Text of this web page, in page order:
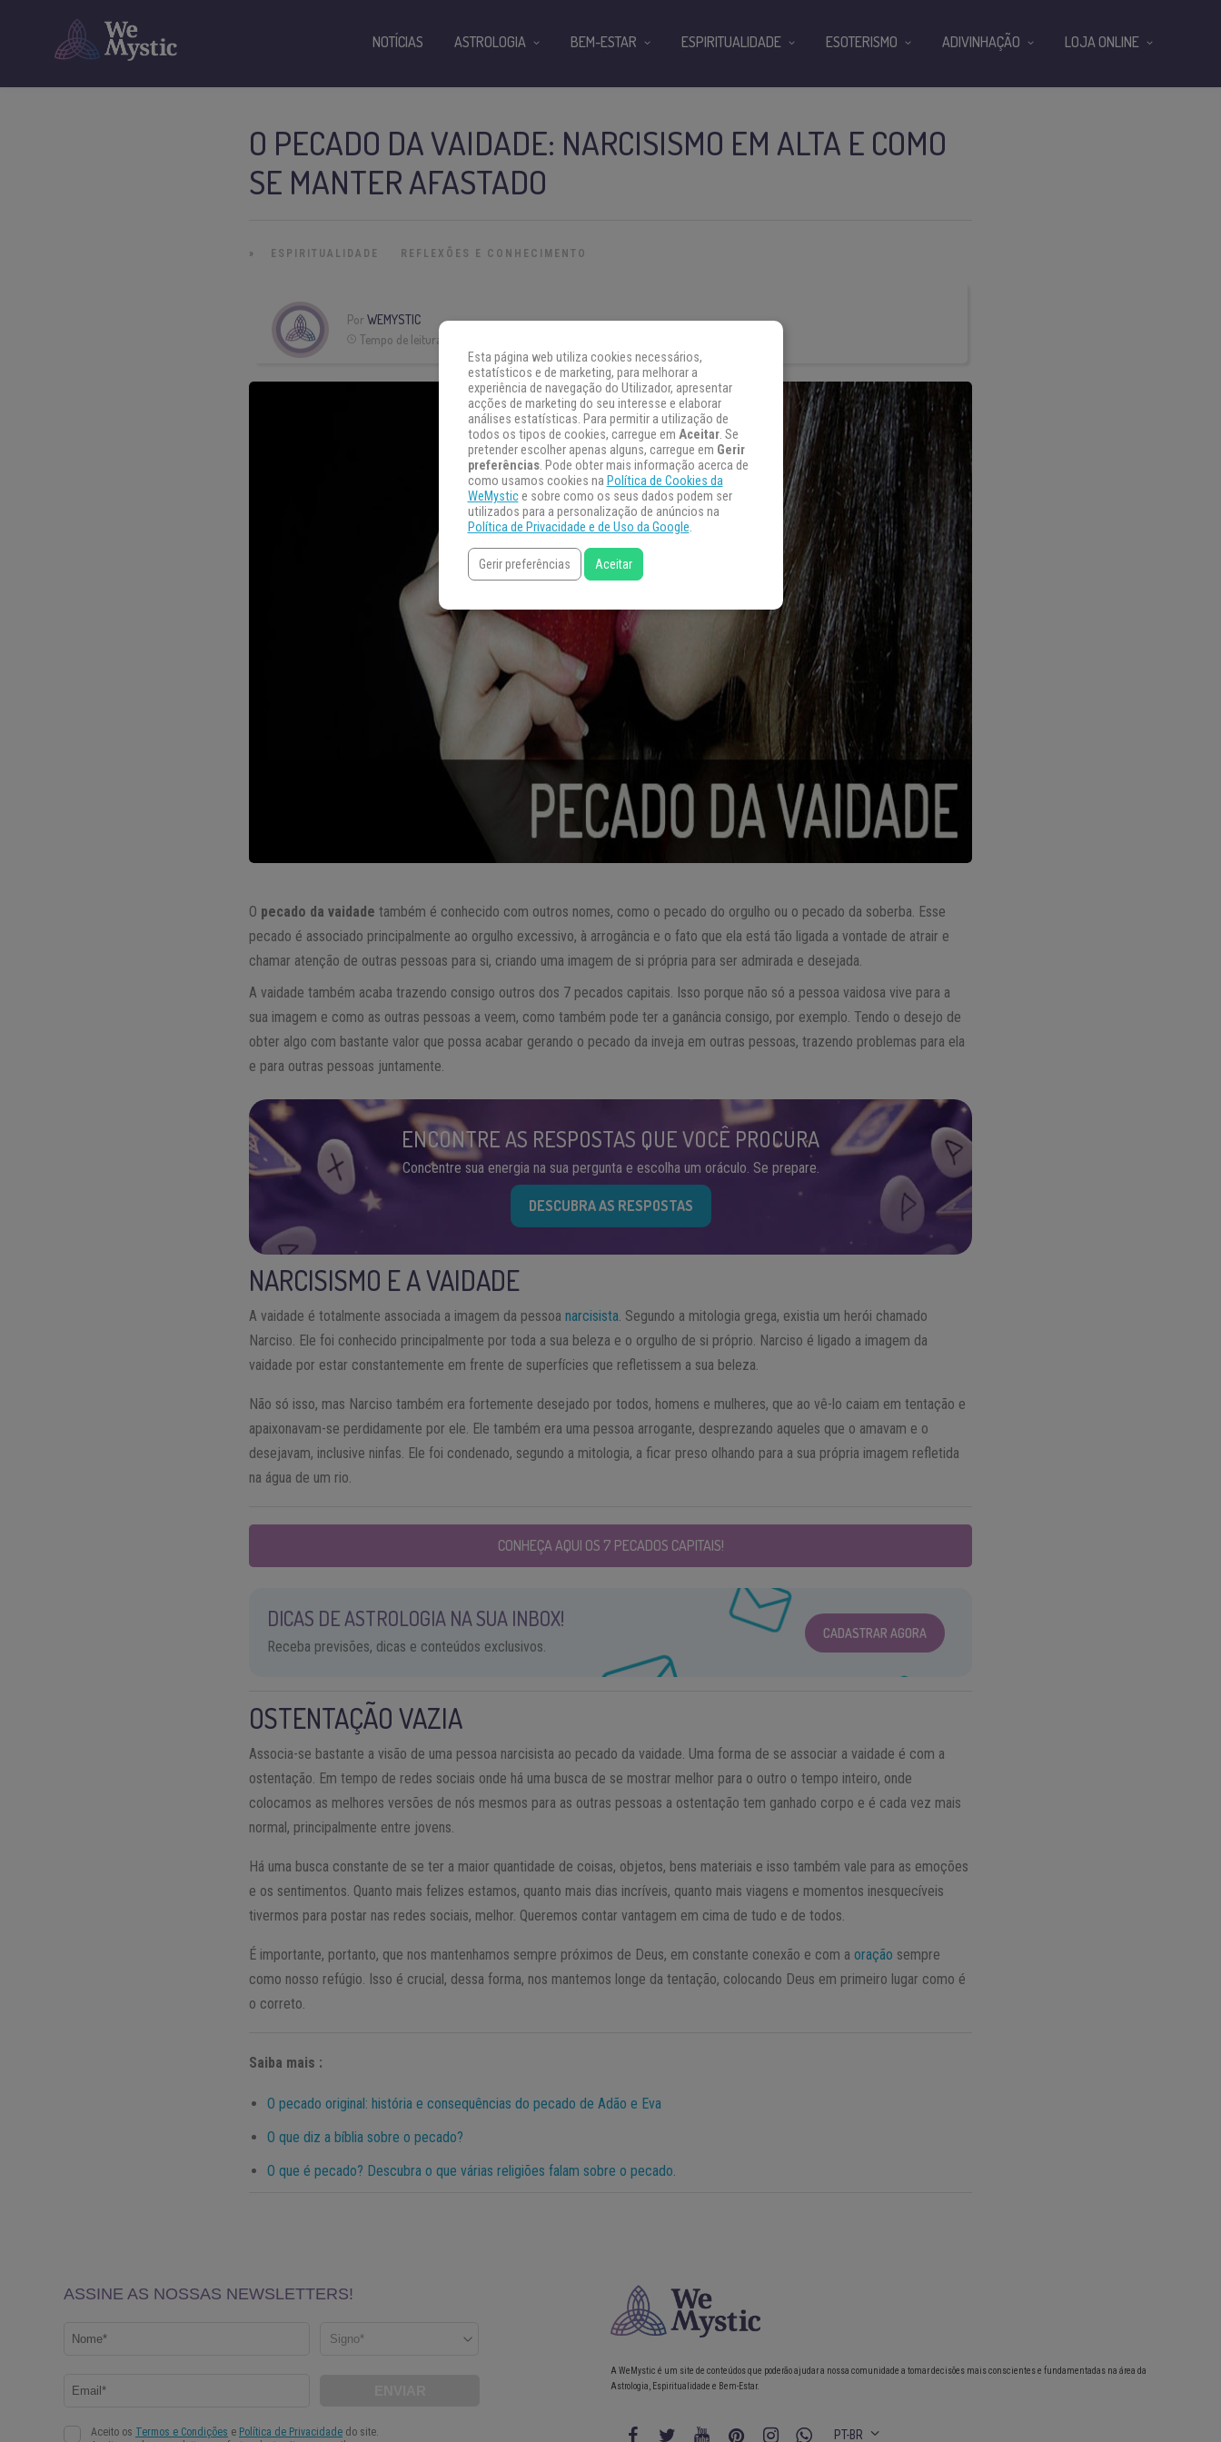
O PECADO DA VAIDADE: NARCISISMO EM ALTA E COMO
SE MANTER AFASTADO
» ESPIRITUALIDADE REFLEXÕES E CONHECIMENTO
PorWEMYSTIC
Tempo de leitura:
O pecado da vaidadetambém é conhecido com outros nomes, como o pecado do orgulho ou o pecado da soberba. Esse
pecado é associado principalmente ao orgulho excessivo, à arrogância e o fato que ela está tão ligada a vontade de atrair e
chamar atenção de outras pessoas para si, criando uma imagem de si própria para ser admirada e desejada.
A vaidade também acaba trazendo consigo outros dos 7 pecados capitais. Isso porque não só a pessoa vaidosa vive para a
sua imagem e como as outras pessoas a veem, como também pode ter a ganância consigo, por exemplo. Tendo o desejo de
obter algo com bastante valor que possa acabar gerando o pecado da inveja em outras pessoas, trazendo problemas para ela
e para outras pessoas juntamente.
ENCONTRE AS RESPOSTAS QUE VOCÊ PROCURA
Concentre sua energia na sua pergunta e escolha um oráculo. Se prepare.
DESCUBRA AS RESPOSTAS
NARCISISMO E A VAIDADE
A vaidade é totalmente associada a imagem da pessoanarcisista. Segundo a mitologia grega, existia um herói chamado
Narciso. Ele foi conhecido principalmente por toda a sua beleza e o orgulho de si próprio. Narciso é ligado a imagem da
vaidade por estar constantemente em frente de superfícies que refletissem a sua beleza.
Não só isso, mas Narciso também era fortemente desejado por todos, homens e mulheres, que ao vê-lo caiam em tentação e
apaixonavam-se perdidamente por ele. Ele também era uma pessoa arrogante, desprezando aqueles que o amavam e o
desejavam, inclusive ninfas. Ele foi condenado, segundo a mitologia, a ficar preso olhando para a sua própria imagem refletida
na água de um rio.
CONHEÇA AQUI OS 7 PECADOS CAPITAIS!
DICAS DE ASTROLOGIA NA SUA INBOX!
Receba previsões, dicas e conteúdos exclusivos.
CADASTRAR AGORA
OSTENTAÇÃO VAZIA
Associa-se bastante a visão de uma pessoa narcisista ao pecado da vaidade. Uma forma de se associar a vaidade é com a
ostentação. Em tempo de redes sociais onde há uma busca de se mostrar melhor para o outro o tempo inteiro, onde
colocamos as melhores versões de nós mesmos para as outras pessoas a ostentação tem ganhado corpo e é cada vez mais
normal, principalmente entre jovens.
Há uma busca constante de se ter a maior quantidade de coisas, objetos, bens materiais e isso também vale para as emoções
e os sentimentos. Quanto mais felizes estamos, quanto mais dias incríveis, quanto mais viagens e momentos inesquecíveis
tivermos para postar nas redes sociais, melhor. Queremos contar vantagem em cima de tudo e de todos.
É importante, portanto, que nos mantenhamos sempre próximos de Deus, em constante conexão e com aoração sempre
como nosso refúgio. Isso é crucial, dessa forma, nos mantemos longe da tentação, colocando Deus em primeiro lugar como é
o correto.
Saiba mais :
O pecado original: história e consequências do pecado de Adão e Eva
O que diz a bíblia sobre o pecado?
O que é pecado? Descubra o que várias religiões falam sobre o pecado.
NOTÍCIAS ASTROLOGIA BEM-ESTAR ESPIRITUALIDADE ESOTERISMO ADIVINHAÇÃO LOJA ONLINE
A WeMystic é um site de conteúdos que poderão ajudar a nossa comunidade a tomar decisões mais conscientes e fundamentadas na área da
Astrologia, Espiritualidade e Bem-Estar.
PT-BR
Esta página web utiliza cookies necessários,
estatísticos e de marketing, para melhorar a
experiência de navegação do Utilizador, apresentar
acções de marketing do seu interesse e elaborar
análises estatísticas. Para permitir a utilização de
todos os tipos de cookies, carregue em Aceitar. Se
pretender escolher apenas alguns, carregue em Gerir
preferências. Pode obter mais informação acerca de
como usamos cookies na Política de Cookies da
WeMystice sobre como os seus dados podem ser
utilizados para a personalização de anúncios na
Política de Privacidade e de Uso da Google.
Gerir preferências Aceitar